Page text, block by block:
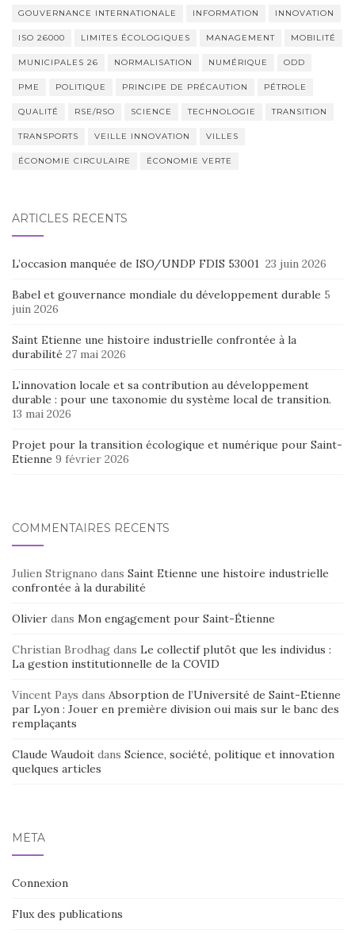
GOUVERNANCE INTERNATIONALE INFORMATION INNOVATION
ISO 26000 LIMITES ÉCOLOGIQUES MANAGEMENT MOBILITÉ
MUNICIPALES 26 NORMALISATION NUMÉRIQUE ODD
PME POLITIQUE PRINCIPE DE PRÉCAUTION PÉTROLE
QUALITÉ RSE/RSO SCIENCE TECHNOLOGIE TRANSITION
TRANSPORTS VEILLE INNOVATION VILLES
ÉCONOMIE CIRCULAIRE ÉCONOMIE VERTE
ARTICLES RÉCENTS
L’occasion manquée de ISO/UNDP FDIS 53001 23 juin 2026
Babel et gouvernance mondiale du développement durable 5
juin 2026
Saint Etienne une histoire industrielle confrontée à la
durabilité 27 mai 2026
L’innovation locale et sa contribution au développement
durable : pour une taxonomie du système local de transition.
13 mai 2026
Projet pour la transition écologique et numérique pour Saint-
Etienne 9 février 2026
COMMENTAIRES RÉCENTS
Julien Strignano dans Saint Etienne une histoire industrielle
confrontée à la durabilité
Olivier dans Mon engagement pour Saint-Étienne
Christian Brodhag dans Le collectif plutôt que les individus :
La gestion institutionnelle de la COVID
Vincent Pays dans Absorption de l’Université de Saint-Etienne
par Lyon : Jouer en première division oui mais sur le banc des
remplaçants
Claude Waudoit dans Science, société, politique et innovation
quelques articles
MÉTA
Connexion
Flux des publications